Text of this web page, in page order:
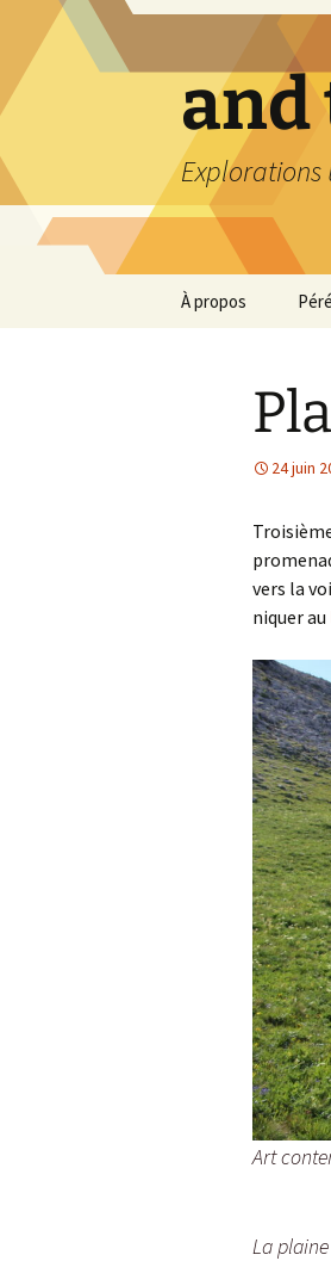
contenu
and
À propos
24 juin
vers la
niquer au
Art
La